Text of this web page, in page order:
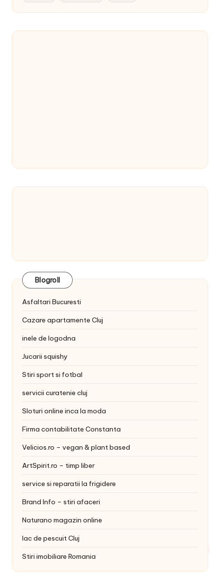
Blogroll
Asfaltari Bucuresti
Cazare apartamente Cluj
inele de logodna
Jucarii squishy
Stiri sport si fotbal
servicii curatenie cluj
Sloturi online inca la moda
Firma contabilitate Constanta
Velicios.ro – vegan & plant based
ArtSpirit.ro – timp liber
service si reparatii la frigidere
Brand Info – stiri afaceri
Naturano magazin online
lac de pescuit Cluj
Stiri imobiliare Romania